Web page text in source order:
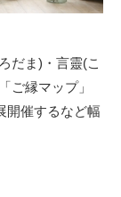
だま)・言靈(こ
ご縁マップ」
開催するなど幅